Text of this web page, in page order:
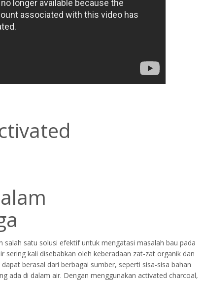
satu solusi efektif untuk mengatasi masalah bau pada
sering kali disebabkan oleh keberadaan zat-zat organik dan
berasal dari berbagai sumber, seperti sisa-sisa bahan
ada di dalam air. Dengan menggunakan activated charcoal,